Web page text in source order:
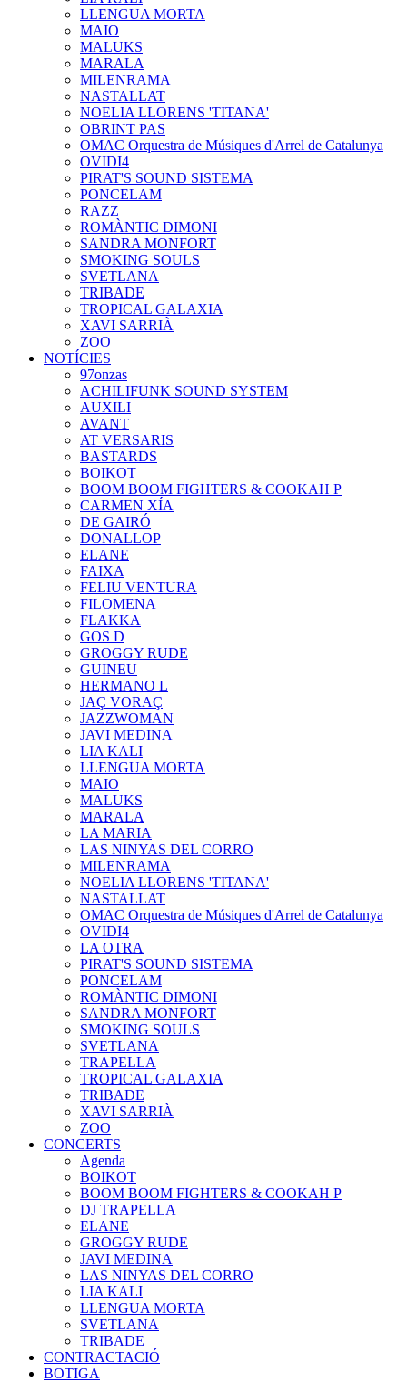
LLENGUA MORTA
MAIO
MALUKS
MARALA
MILENRAMA
NASTALLAT
NOELIA LLORENS 'TITANA'
OBRINT PAS
OMAC Orquestra de Músiques d'Arrel de Catalunya
OVIDI4
PIRAT'S SOUND SISTEMA
PONCELAM
RAZZ
ROMÀNTIC DIMONI
SANDRA MONFORT
SMOKING SOULS
SVETLANA
TRIBADE
TROPICAL GALAXIA
XAVI SARRIÀ
ZOO
NOTÍCIES
97onzas
ACHILIFUNK SOUND SYSTEM
AUXILI
AVANT
AT VERSARIS
BASTARDS
BOIKOT
BOOM BOOM FIGHTERS & COOKAH P
CARMEN XÍA
DE GAIRÓ
DONALLOP
ELANE
FAIXA
FELIU VENTURA
FILOMENA
FLAKKA
GOS D
GROGGY RUDE
GUINEU
HERMANO L
JAÇ VORAÇ
JAZZWOMAN
JAVI MEDINA
LIA KALI
LLENGUA MORTA
MAIO
MALUKS
MARALA
LA MARIA
LAS NINYAS DEL CORRO
MILENRAMA
NOELIA LLORENS 'TITANA'
NASTALLAT
OMAC Orquestra de Músiques d'Arrel de Catalunya
OVIDI4
LA OTRA
PIRAT'S SOUND SISTEMA
PONCELAM
ROMÀNTIC DIMONI
SANDRA MONFORT
SMOKING SOULS
SVETLANA
TRAPELLA
TROPICAL GALAXIA
TRIBADE
XAVI SARRIÀ
ZOO
CONCERTS
Agenda
BOIKOT
BOOM BOOM FIGHTERS & COOKAH P
DJ TRAPELLA
ELANE
GROGGY RUDE
JAVI MEDINA
LAS NINYAS DEL CORRO
LIA KALI
LLENGUA MORTA
SVETLANA
TRIBADE
CONTRACTACIÓ
BOTIGA